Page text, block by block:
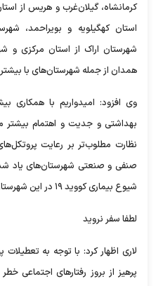
کرمانشاه، گیلان‌غرب و هریس از
استان کهگیلویه و بویراحمد،
شهرستان اراک از استان مرکزی و
همدان از جمله شهرستان‌های با
وی افزود: امیدواریم با همکاری
بهداشتی و جدیت و اهتمام
نظارت مطلوب‌تر بر رعایت
صنفی و صنعتی شهرستان‌های یاد
شیوع بیماری کووید ۱۹ در این شهرستان‌ها باشیم.
لطفا سفر نروید
لاری اظهار کرد: با توجه به
پرهیز از بروز رفتارهای اجتماعی